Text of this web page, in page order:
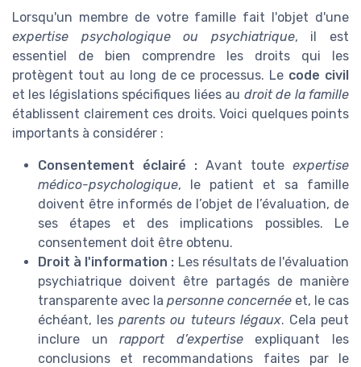
Lorsqu'un membre de votre famille fait l'objet d'une
expertise psychologique ou psychiatrique, il est
essentiel de bien comprendre les droits qui les
protègent tout au long de ce processus. Le code civil
et les législations spécifiques liées au droit de la famille
établissent clairement ces droits. Voici quelques points
importants à considérer :
Consentement éclairé : Avant toute expertise
médico-psychologique, le patient et sa famille
doivent être informés de l’objet de l’évaluation, de
ses étapes et des implications possibles. Le
consentement doit être obtenu.
Droit à l'information : Les résultats de l'évaluation
psychiatrique doivent être partagés de manière
transparente avec la personne concernée et, le cas
échéant, lesparents ou tuteurs légaux. Cela peut
inclure unrapport d’expertiseexpliquant les
conclusions et recommandations faites par le